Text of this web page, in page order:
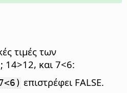
τιμές των
και 7<6:
επιστρέφει FALSE.